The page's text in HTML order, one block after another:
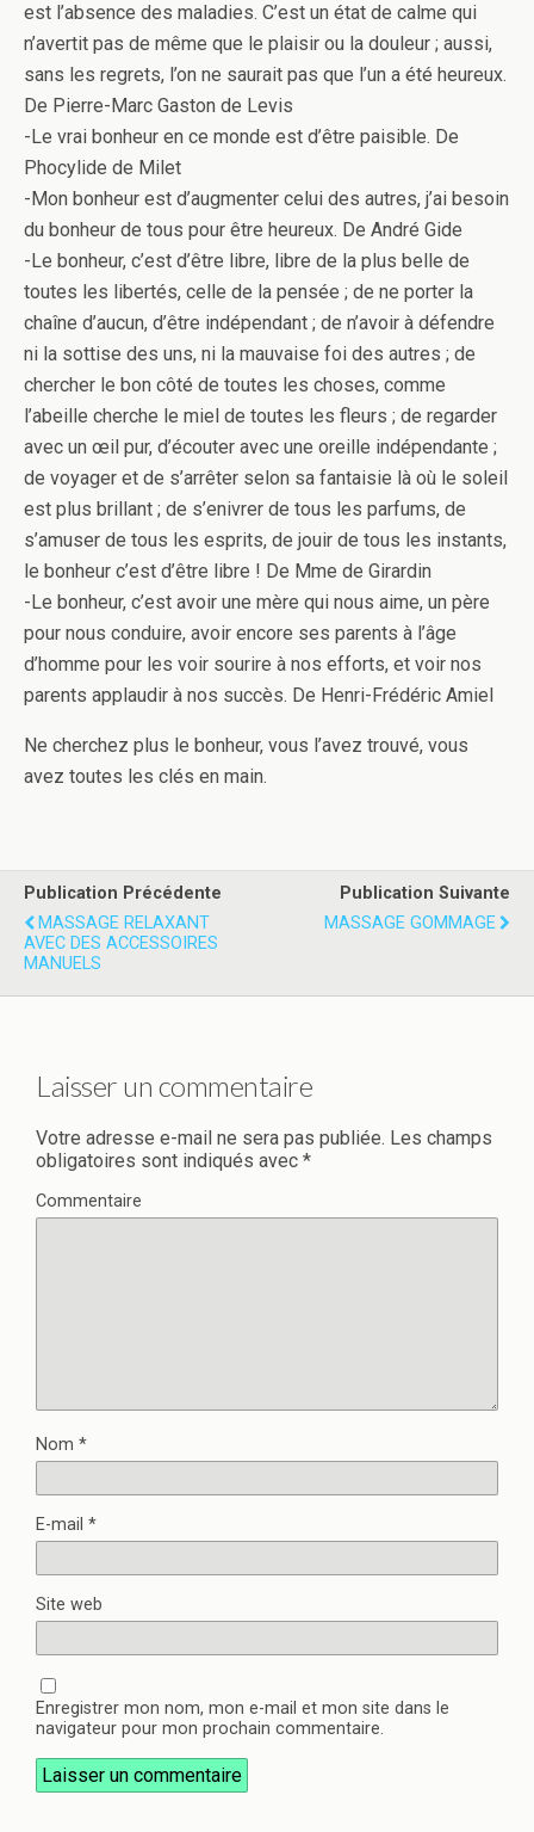
est l’absence des maladies. C’est un état de calme qui
n’avertit pas de même que le plaisir ou la douleur ; aussi,
sans les regrets, l’on ne saurait pas que l’un a été heureux.
De Pierre-Marc Gaston de Levis
-Le vrai bonheur en ce monde est d’être paisible. De
Phocylide de Milet
-Mon bonheur est d’augmenter celui des autres, j’ai besoin
du bonheur de tous pour être heureux. De André Gide
-Le bonheur, c’est d’être libre, libre de la plus belle de
toutes les libertés, celle de la pensée ; de ne porter la
chaîne d’aucun, d’être indépendant ; de n’avoir à défendre
ni la sottise des uns, ni la mauvaise foi des autres ; de
chercher le bon côté de toutes les choses, comme
l’abeille cherche le miel de toutes les fleurs ; de regarder
avec un œil pur, d’écouter avec une oreille indépendante ;
de voyager et de s’arrêter selon sa fantaisie là où le soleil
est plus brillant ; de s’enivrer de tous les parfums, de
s’amuser de tous les esprits, de jouir de tous les instants,
le bonheur c’est d’être libre ! De Mme de Girardin
-Le bonheur, c’est avoir une mère qui nous aime, un père
pour nous conduire, avoir encore ses parents à l’âge
d’homme pour les voir sourire à nos efforts, et voir nos
parents applaudir à nos succès. De Henri-Frédéric Amiel
Ne cherchez plus le bonheur, vous l’avez trouvé, vous
avez toutes les clés en main.
Publication Précédente
MASSAGE RELAXANT
AVEC DES ACCESSOIRES
MANUELS
Publication Suivante
MASSAGE GOMMAGE
Laisser un commentaire
Votre adresse e-mail ne sera pas publiée. Les champs
obligatoires sont indiqués avec *
Commentaire
Nom *
E-mail *
Site web
Enregistrer mon nom, mon e-mail et mon site dans le
navigateur pour mon prochain commentaire.